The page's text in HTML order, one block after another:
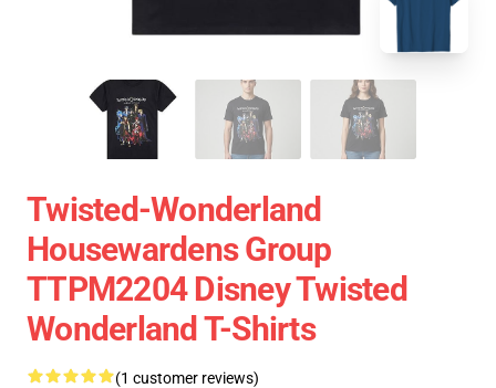
Twisted-Wonderland
Housewardens Group
TTPM2204 Disney Twisted
Wonderland T-Shirts
(1 customer reviews)